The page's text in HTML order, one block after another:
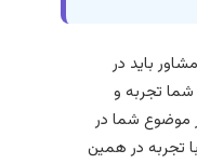
مشاور باید در
تجربه و
موضوع شما در
تجربه در همین